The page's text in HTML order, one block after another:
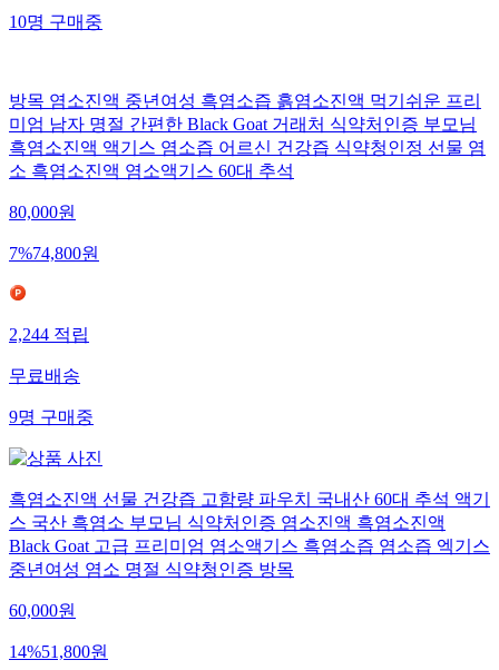
10명구매중
방목 염소진액 중년여성 흑염소즙 흙염소진액 먹기쉬운 프리
미엄 남자 명절 간편한 Black Goat 거래처 식약처인증 부모님
흑염소진액 액기스 염소즙 어르신 건강즙 식약청인정 선물 염
소 흑염소진액 염소액기스 60대 추석
80,000원
7%74,800원
2,244적립
무료배송
9명구매중
흑염소진액 선물 건강즙 고함량 파우치 국내산 60대 추석 액기
스 국산 흑염소 부모님 식약처인증 염소진액 흑염소진액
Black Goat 고급 프리미엄 염소액기스 흑염소즙 염소즙 엑기스
중년여성 염소 명절 식약청인증 방목
60,000원
14%51,800원